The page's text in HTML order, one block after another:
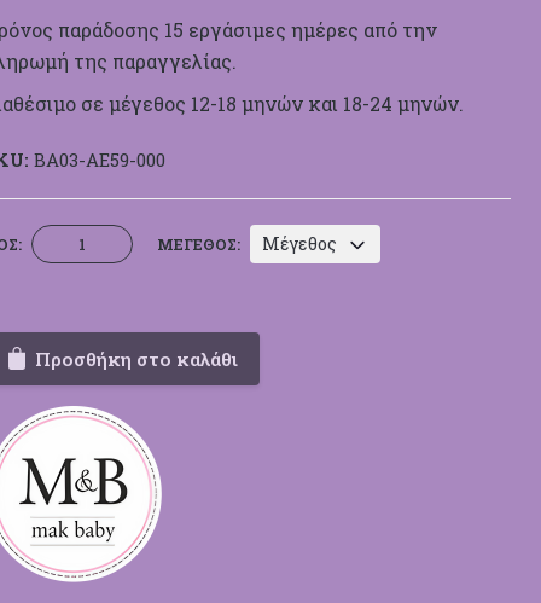
παράδοσης 15 εργάσιμες ημέρες από την
της παραγγελίας.
σε μέγεθος 12-18 μηνών και 18-24 μηνών.
BA03-ΑΕ59-000
Βαπτιστικό
Κουστουμάκι
Baby
ΑΕ59
ποσότητα
ΜΈΓΕΘΟΣ: Μέγεθος
Προσθήκη στο καλάθι